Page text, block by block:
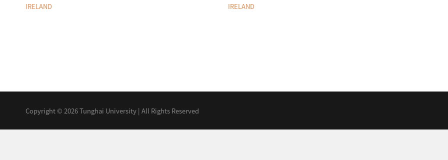
IRELAND IRELAND
Copyright © 2026 Tunghai University | All Rights Reserved